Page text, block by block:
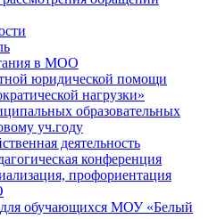
в МОО
юридической помощи
нагрузки»
образовательных
уч.году
деятельность
конференция
профориентация
для обучающихся МОУ «Белый